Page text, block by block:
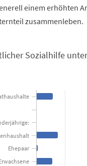
einem erhöhten
zusammenleben.
Haushalte
Sozialhilfe
Sozialhilfe
Ehepaar